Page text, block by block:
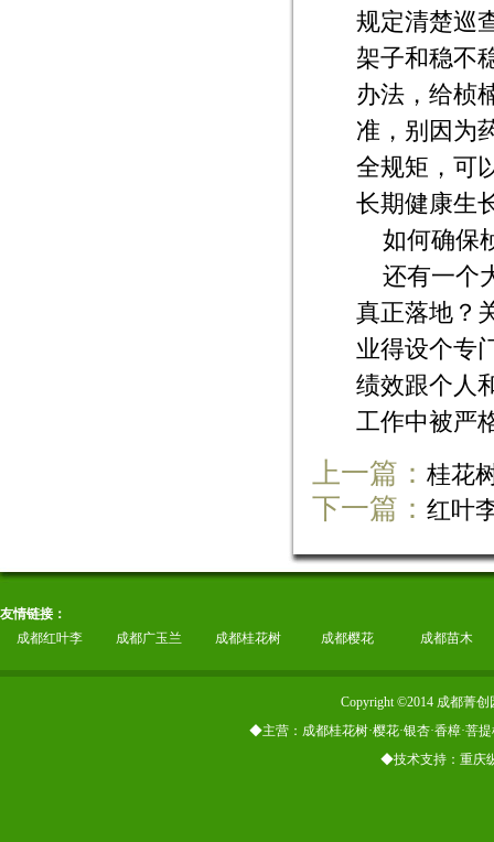
规定清楚巡
架子和稳不
办法，给桢
准，别因为
全规矩，可
长期健康生
如何确保
还有一个
真正落地？
业得设个专
绩效跟个人
工作中被严
上一篇： 桂花
下一篇： 红叶
友情链接：
成都红叶李
成都广玉兰 成都桂花树 成都樱花 成都苗木
Copyright ©2014 成都菁
◆主营：成都桂花树·樱花·银杏·香樟·菩
◆技术支持：重庆